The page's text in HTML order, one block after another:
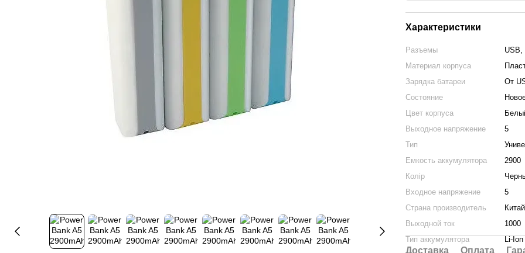
Характеристики
Разъемы
USB,
Материал корпуса
Зарядка батареи
От
Состояние
Цвет корпуса
Выходное напряжение
5
Тип
Емкость аккумулятора
2900
Колір
Входное напряжение
5
Страна производитель
Китай
Выходной ток
1000
Тип аккумулятора
Li-Ion
Доставка Оплата